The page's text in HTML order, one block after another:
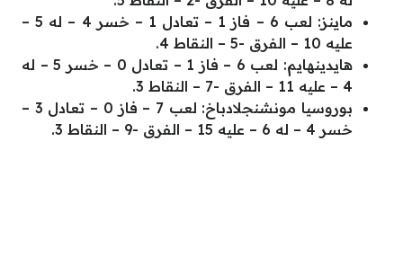
ماينز: لعب 6 – فاز 1 – تعادل 1 – خسر 4 – له 5 –
عليه 10 – الفرق -5 – النقاط 4.
هايدينهايم: لعب 6 – فاز 1 – تعادل 0 – خسر 5 – له
4 – عليه 11 – الفرق -7 – النقاط 3.
بوروسيا مونشنجلادباخ: لعب 7 – فاز 0 – تعادل 3 –
خسر 4 – له 6 – عليه 15 – الفرق -9 – النقاط 3.